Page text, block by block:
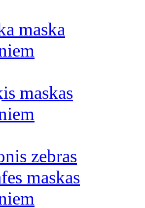
maska
maskas
zebras
maskas